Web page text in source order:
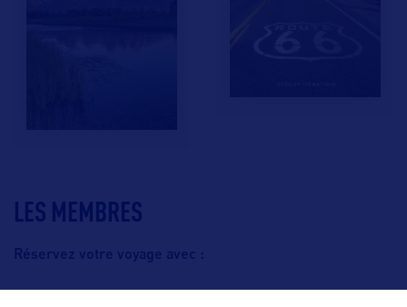
LES MEMBRES
Réservez votre voyage avec :